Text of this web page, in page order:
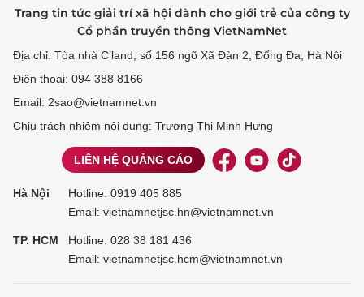
Trang tin tức giải trí xã hội dành cho giới trẻ của công ty
Cổ phần truyền thông VietNamNet
Địa chỉ: Tòa nhà C’land, số 156 ngõ Xã Đàn 2, Đống Đa, Hà Nội
Điện thoại: 094 388 8166
Email: 2sao@vietnamnet.vn
Chịu trách nhiệm nội dung: Trương Thị Minh Hưng
LIÊN HỆ QUẢNG CÁO
Hà Nội Hotline: 0919 405 885
Email: vietnamnetjsc.hn@vietnamnet.vn
TP. HCM Hotline: 028 38 181 436
Email: vietnamnetjsc.hcm@vietnamnet.vn